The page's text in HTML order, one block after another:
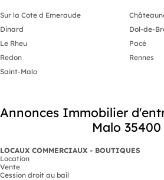
Sur la Cote d Emeraude
Dinard
Dol-de-
Le Rheu
Pacé
Redon
Rennes
Saint-Malo
Annonces Immobilier
Malo 35400
LOCAUX COMMERCIAUX - BOUTIQUES
Location
Vente
Cession droit au bail